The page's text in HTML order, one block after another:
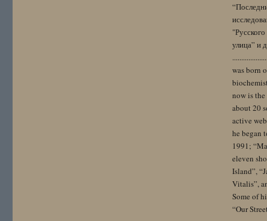
улица” и
was born
now is
about 20
active
he began
1991;
eleven
Island”,
Vitalis”,
Some of
“Our